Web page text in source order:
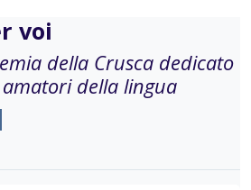
voi
della Crusca dedicato
della lingua